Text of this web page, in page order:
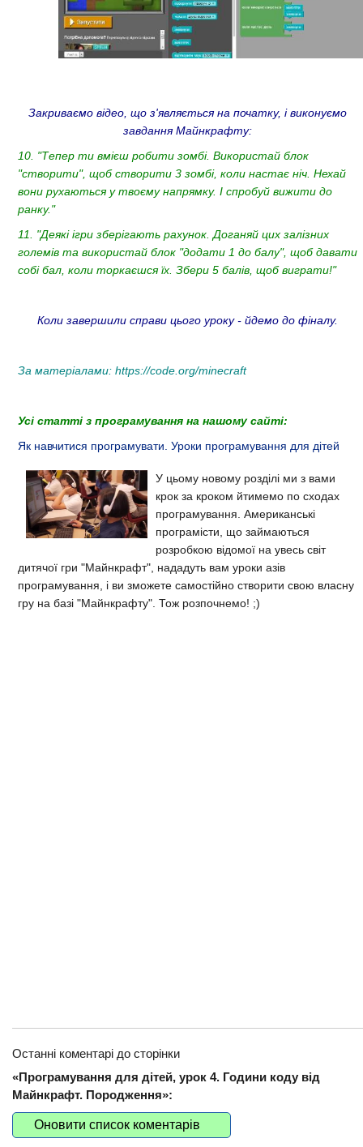
Закриваємо відео, що з'являється на початку, і виконуємо
завдання Майнкрафту:
10. "Тепер ти вмієш робити зомбі. Використай блок
"створити", щоб створити 3 зомбі, коли настає ніч. Нехай
вони рухаються у твоєму напрямку. І спробуй вижити до
ранку."
11. "Деякі ігри зберігають рахунок. Доганяй цих залізних
големів та використай блок "додати 1 до балу", щоб давати
собі бал, коли торкаєшся їх. Збери 5 балів, щоб виграти!"
Коли завершили справи цього уроку - йдемо до фіналу.
За матеріалами: https://code.org/minecraft
Усі статті з програмування на нашому сайті:
Як навчитися програмувати. Уроки програмування для дітей
У цьому новому розділі ми з вами
крок за кроком йтимемо по сходах
програмування. Американські
програмісти, що займаються
розробкою відомої на увесь світ
дитячої гри "Майнкрафт", нададуть вам уроки азів
програмування, і ви зможете самостійно створити свою власну
гру на базі "Майнкрафту". Тож розпочнемо! ;)
Останні коментарі до сторінки
«Програмування для дітей, урок 4. Години коду від
Майнкрафт. Породження»:
Оновити список коментарів